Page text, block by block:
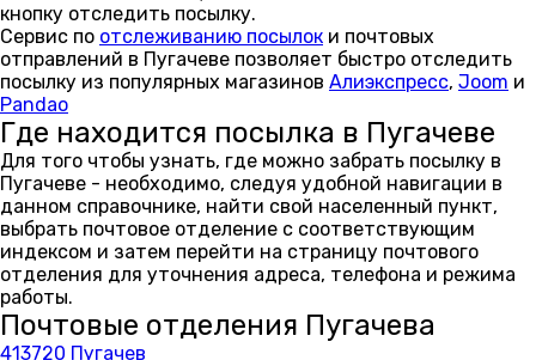
кнопку отследить посылку.
Сервис по отслеживанию посылок и почтовых
отправлений в Пугачеве позволяет быстро отследить
посылку из популярных магазинов Алиэкспресс, Joom и
Pandao
Где находится посылка в Пугачеве
Для того чтобы узнать, где можно забрать посылку в
Пугачеве - необходимо, следуя удобной навигации в
данном справочнике, найти свой населенный пункт,
выбрать почтовое отделение с соответствующим
индексом и затем перейти на страницу почтового
отделения для уточнения адреса, телефона и режима
работы.
Почтовые отделения Пугачева
413720 Пугачев